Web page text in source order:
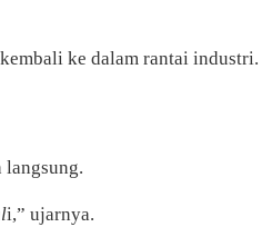
ke dalam rantai industri.
langsung.
i,” ujarnya.